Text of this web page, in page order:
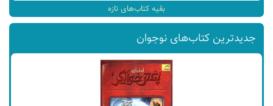
بقیه کتاب‌های تازه
جدیدترین کتاب‌های نوجوان